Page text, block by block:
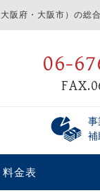
阪府・大阪市）の総
06-
事
補
料金表